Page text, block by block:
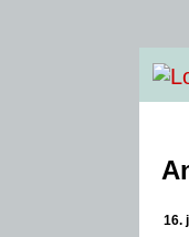
16.